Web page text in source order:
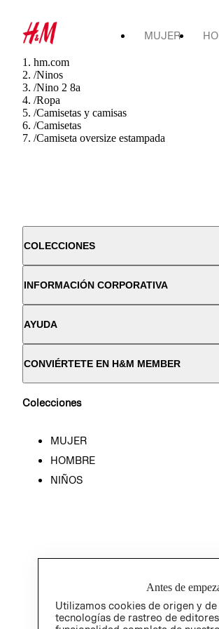
MUJER
hm.com
/Ninos
/Nino 2 8a
/Ropa
/Camisetas y camisas
/Camisetas
/Camiseta oversize estampada
COLECCIONES
INFORMACIÓN CORPORATIVA
AYUDA
CONVIÉRTETE EN H&M MEMBER
Colecciones
MUJER
HOMBRE
NIÑOS
Antes de
Utilizamos cookies de origen y
tecnologías de rastreo de